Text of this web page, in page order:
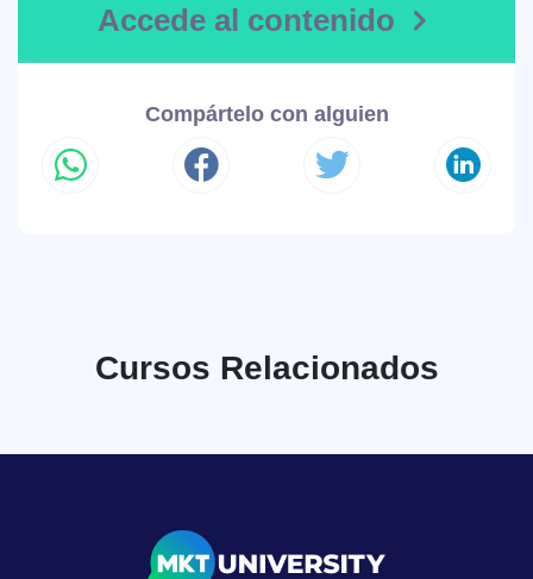
Accede al contenido
Compártelo con alguien
Cursos Relacionados